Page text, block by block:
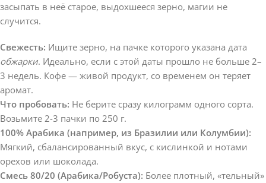
засыпать в неё старое, выдохшееся зерно, магии не
случится.
Свежесть: Ищите зерно, на пачке которого указана дата
обжарки. Идеально, если с этой даты прошло не больше 2–
3 недель. Кофе — живой продукт, со временем он теряет
аромат.
Что пробовать: Не берите сразу килограмм одного сорта.
Возьмите 2-3 пачки по 250 г.
100% Арабика (например, из Бразилии или Колумбии):
Мягкий, сбалансированный вкус, с кислинкой и нотами
орехов или шоколада.
Смесь 80/20 (Арабика/Робуста): Более плотный, «тельный»